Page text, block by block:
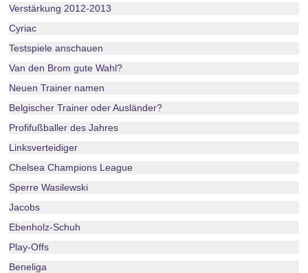
Verstärkung 2012-2013
Cyriac
Testspiele anschauen
Van den Brom gute Wahl?
Neuen Trainer namen
Belgischer Trainer oder Ausländer?
Profifußballer des Jahres
Linksverteidiger
Chelsea Champions League
Sperre Wasilewski
Jacobs
Ebenholz-Schuh
Play-Offs
Beneliga